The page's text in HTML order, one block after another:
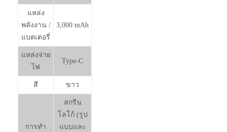
แหล่ง
พลังงาน /
แบตเตอรี่
3,000 mAh
แหล่งจ่าย
ไฟ
Type-C
สี ขาว
การทำ
สกรีน
โลโก้ (รูป
แบบและ